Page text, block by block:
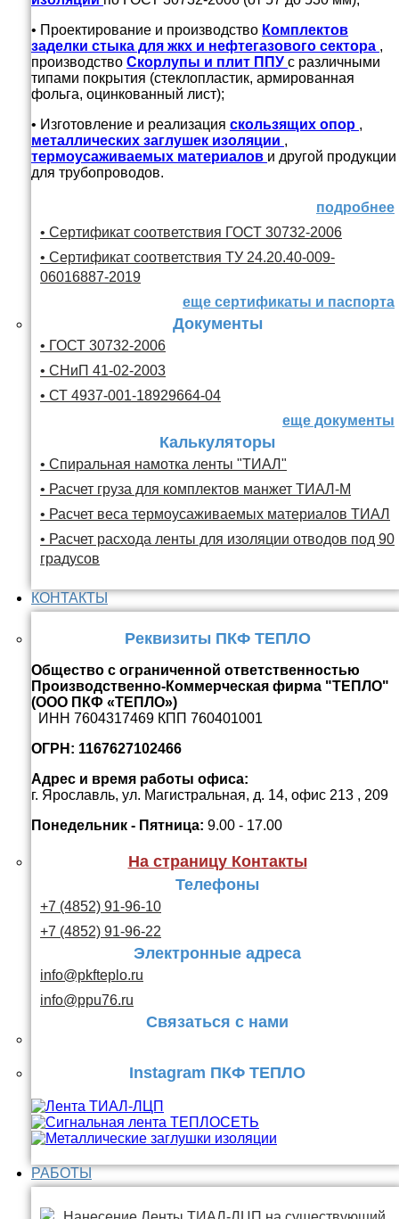
• Проектирование и производство Комплектов
заделки стыка для жкх и нефтегазового сектора ,
производство Скорлупы и плит ППУ с различными
типами покрытия (стеклопластик, армированная
фольга, оцинкованный лист);
• Изготовление и реализация скользящих опор ,
металлических заглушек изоляции ,
термоусаживаемых материалов и другой продукции
для трубопроводов.
подробнее
• Сертификат соответствия ГОСТ 30732-2006
• Сертификат соответствия ТУ 24.20.40-009-
06016887-2019
еще сертификаты и паспорта
Документы
• ГОСТ 30732-2006
• СНиП 41-02-2003
• СТ 4937-001-18929664-04
еще документы
Калькуляторы
• Спиральная намотка ленты "ТИАЛ"
• Расчет груза для комплектов манжет ТИАЛ-М
• Расчет веса термоусаживаемых материалов ТИАЛ
• Расчет расхода ленты для изоляции отводов под 90
градусов
КОНТАКТЫ
Реквизиты ПКФ ТЕПЛО
Общество с ограниченной ответственностью
Производственно-Коммерческая фирма "ТЕПЛО"
(ООО ПКФ «ТЕПЛО»)
ИНН 7604317469 КПП 760401001
ОГРН: 1167627102466
Адрес и время работы офиса:
г. Ярославль, ул. Магистральная, д. 14, офис 213 , 209
Понедельник - Пятница: 9.00 - 17.00
На страницу Контакты
Телефоны
+7 (4852) 91-96-10
+7 (4852) 91-96-22
Электронные адреса
info@pkfteplo.ru
info@ppu76.ru
Связаться с нами
Instagram ПКФ ТЕПЛО
РАБОТЫ